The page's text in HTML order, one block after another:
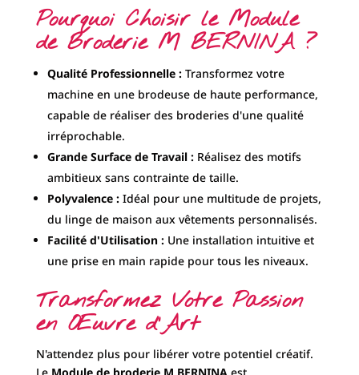
Pourquoi Choisir le Module
de Broderie M BERNINA ?
Qualité Professionnelle :Transformez votre
machine en une brodeuse de haute performance,
capable de réaliser des broderies d'une qualité
irréprochable.
Grande Surface de Travail :Réalisez des motifs
ambitieux sans contrainte de taille.
Polyvalence :Idéal pour une multitude de projets,
du linge de maison aux vêtements personnalisés.
Facilité d'Utilisation :Une installation intuitive et
une prise en main rapide pour tous les niveaux.
Transformez Votre Passion
en Œuvre d'Art
N'attendez plus pour libérer votre potentiel créatif.